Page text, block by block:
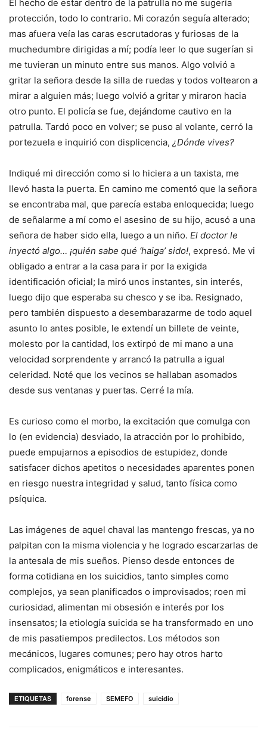
El hecho de estar dentro de la patrulla no me sugería
protección, todo lo contrario. Mi corazón seguía alterado;
mas afuera veía las caras escrutadoras y furiosas de la
muchedumbre dirigidas a mí; podía leer lo que sugerían si
me tuvieran un minuto entre sus manos. Algo volvió a
gritar la señora desde la silla de ruedas y todos voltearon a
mirar a alguien más; luego volvió a gritar y miraron hacia
otro punto. El policía se fue, dejándome cautivo en la
patrulla. Tardó poco en volver; se puso al volante, cerró la
portezuela e inquirió con displicencia, ¿Dónde vives?
Indiqué mi dirección como si lo hiciera a un taxista, me
llevó hasta la puerta. En camino me comentó que la señora
se encontraba mal, que parecía estaba enloquecida; luego
de señalarme a mí como el asesino de su hijo, acusó a una
señora de haber sido ella, luego a un niño. El doctor le
inyectó algo… ¡quién sabe qué ‘haiga’ sido!, expresó. Me vi
obligado a entrar a la casa para ir por la exigida
identificación oficial; la miró unos instantes, sin interés,
luego dijo que esperaba su chesco y se iba. Resignado,
pero también dispuesto a desembarazarme de todo aquel
asunto lo antes posible, le extendí un billete de veinte,
molesto por la cantidad, los extirpó de mi mano a una
velocidad sorprendente y arrancó la patrulla a igual
celeridad. Noté que los vecinos se hallaban asomados
desde sus ventanas y puertas. Cerré la mía.
Es curioso como el morbo, la excitación que comulga con
lo (en evidencia) desviado, la atracción por lo prohibido,
puede empujarnos a episodios de estupidez, donde
satisfacer dichos apetitos o necesidades aparentes ponen
en riesgo nuestra integridad y salud, tanto física como
psíquica.
Las imágenes de aquel chaval las mantengo frescas, ya no
palpitan con la misma violencia y he logrado escarzarlas de
la antesala de mis sueños. Pienso desde entonces de
forma cotidiana en los suicidios, tanto simples como
complejos, ya sean planificados o improvisados; roen mi
curiosidad, alimentan mi obsesión e interés por los
insensatos; la etiología suicida se ha transformado en uno
de mis pasatiempos predilectos. Los métodos son
mecánicos, lugares comunes; pero hay otros harto
complicados, enigmáticos e interesantes.
ETIQUETAS forense SEMEFO suicidio